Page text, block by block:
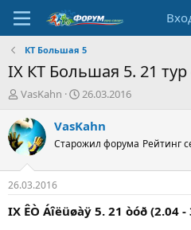
КТ Большая 5
IX КТ Большая 5. 21 тур
А
т
о
р
т
е
м
ы
VasKahn
Д
т
н
а
л
а
26.03.2016
VasKahn
Старожил форума Рейтинг
26.03.2016
IX ÊÒ Áîëüøàÿ 5. 21 òóð (2.04 -